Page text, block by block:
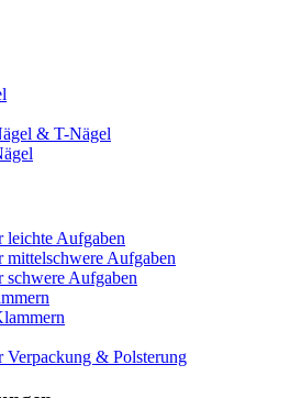
& T-Nägel
leichte Aufgaben
mittelschwere Aufgaben
Aufgaben
Verpackung & Polsterung